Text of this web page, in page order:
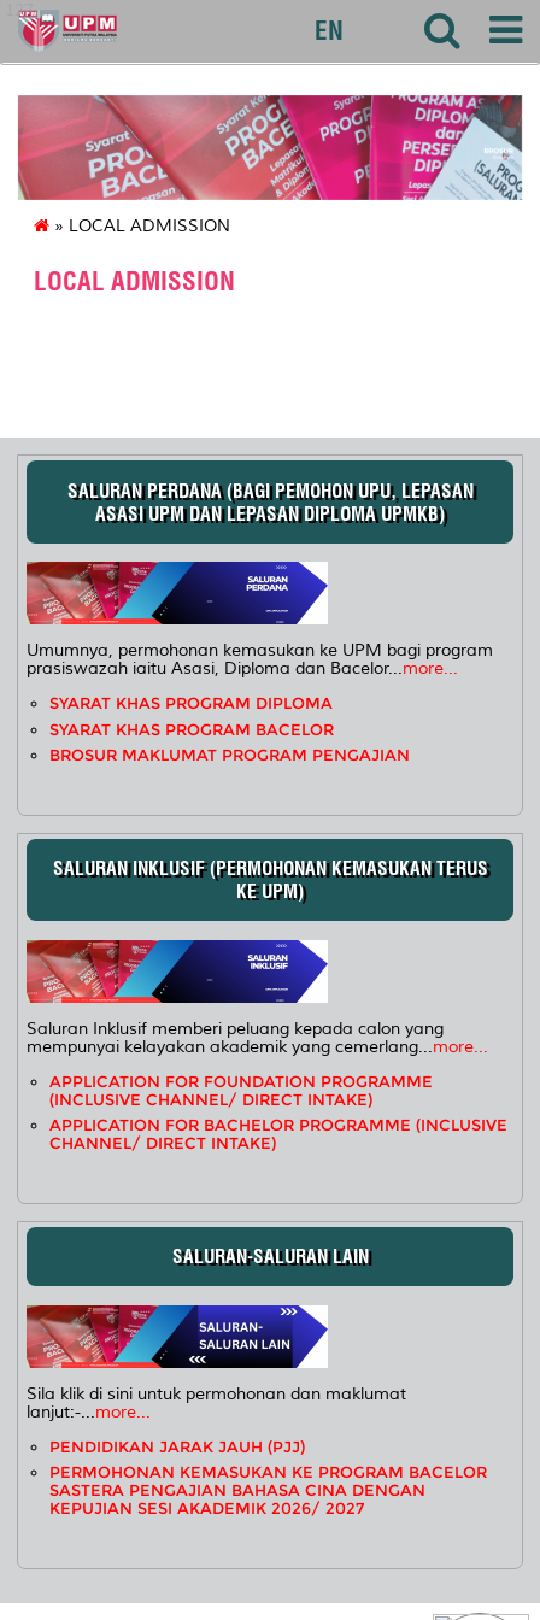
127
EN
» LOCAL ADMISSION
LOCAL ADMISSION
SALURAN PERDANA (BAGI PEMOHON UPU, LEPASAN
ASASI UPM DAN LEPASAN DIPLOMA UPMKB)
Umumnya, permohonan kemasukan ke UPM bagi program
prasiswazah iaitu Asasi, Diploma dan Bacelor...more...
SYARAT KHAS PROGRAM DIPLOMA
SYARAT KHAS PROGRAM BACELOR
BROSUR MAKLUMAT PROGRAM PENGAJIAN
SALURAN INKLUSIF (PERMOHONAN KEMASUKAN TERUS
KE UPM)
Saluran Inklusif memberi peluang kepada calon yang
mempunyai kelayakan akademik yang cemerlang...more...
APPLICATION FOR FOUNDATION PROGRAMME
(INCLUSIVE CHANNEL/ DIRECT INTAKE)
APPLICATION FOR BACHELOR PROGRAMME (INCLUSIVE
CHANNEL/ DIRECT INTAKE)
SALURAN-SALURAN LAIN
Sila klik di sini untuk permohonan dan maklumat
lanjut:-...more...
PENDIDIKAN JARAK JAUH (PJJ)
PERMOHONAN KEMASUKAN KE PROGRAM BACELOR
SASTERA PENGAJIAN BAHASA CINA DENGAN
KEPUJIAN SESI AKADEMIK 2026/ 2027